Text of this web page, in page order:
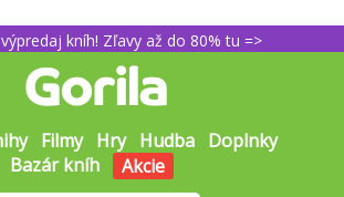
kníh! Zľavy až do 80% tu =>
Filmy Hry Hudba Doplnky
Bazár kníh
Akcie